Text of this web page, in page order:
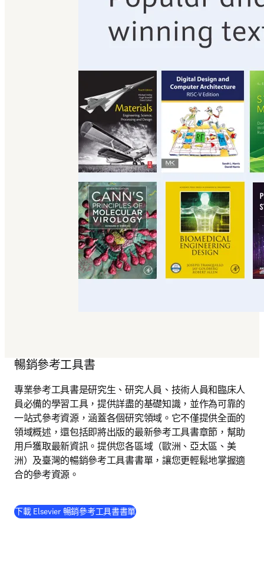
暢銷參考工具書
專業參考工具書是研究生、研究人員、技術人員和臨床人
員必備的學習工具，提供詳盡的基礎知識，並作為可靠的
一站式參考資源，涵蓋各個研究領域。它不僅提供全面的
領域概述，還包括即將出版的最新參考工具書章節，幫助
用戶獲取最新資訊。提供您各區域（歐洲、亞太區、美
洲）及臺灣的暢銷參考工具書書單，讓您更輕鬆地掌握適
合的參考資源。
下載 Elsevier 暢銷參考工具書書單(